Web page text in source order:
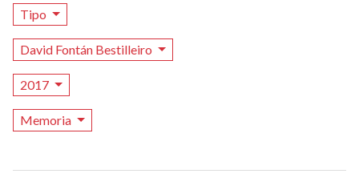
Tipo
David Fontán Bestilleiro
2017
Memoria